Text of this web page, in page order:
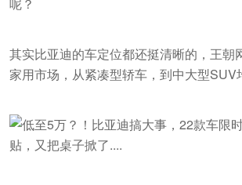
其实比亚迪的车定位都还挺清晰的，王朝
家用市场，从紧凑型轿车，到中大型SUV